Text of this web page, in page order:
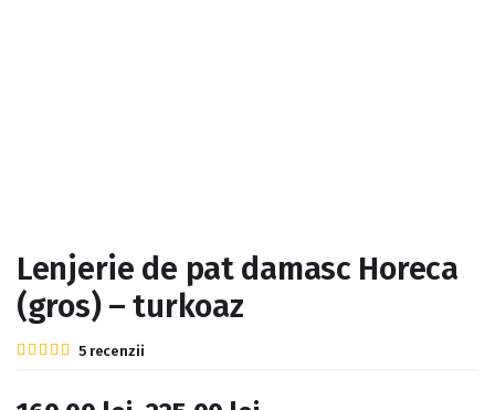
Lenjerie de pat damasc Horeca
(gros) – turkoaz
Evaluat
55recenzii